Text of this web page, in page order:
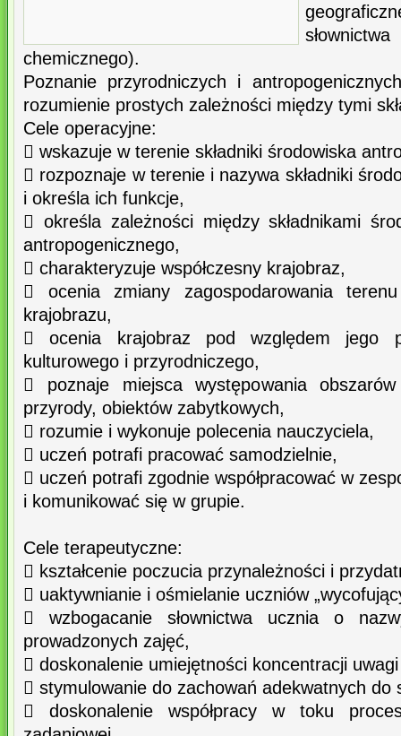
chemicznego).
Poznanie przyrodniczych i
rozumienie prostych zależności między tymi
Cele operacyjne:
 wskazuje w terenie składniki środowiska
 rozpoznaje w terenie i nazywa składniki
i określa ich funkcje,
 określa zależności między składnikami
antropogenicznego,
 charakteryzuje współczesny krajobraz,
 ocenia zmiany zagospodarowania
krajobrazu,
 ocenia krajobraz pod względem jego
kulturowego i przyrodniczego,
 poznaje miejsca występowania
przyrody, obiektów zabytkowych,
 rozumie i wykonuje polecenia nauczyciela,
 uczeń potrafi pracować samodzielnie,
 uczeń potrafi zgodnie współpracować w
i komunikować się w grupie.
Cele terapeutyczne:
 kształcenie poczucia przynależności i
 uaktywnianie i ośmielanie uczniów
 wzbogacanie słownictwa ucznia o
prowadzonych zajęć,
 doskonalenie umiejętności koncentracji
 stymulowanie do zachowań adekwatnych do
 doskonalenie współpracy w toku